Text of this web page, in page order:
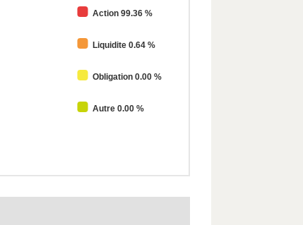
Action 99.36 %
Liquidite 0.64 %
Obligation 0.00 %
Autre 0.00 %